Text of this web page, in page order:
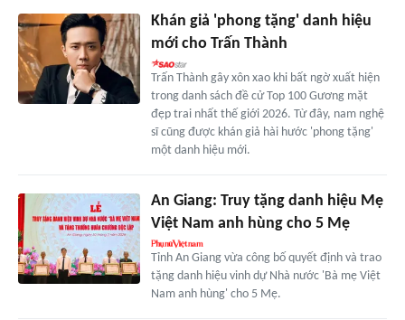
Khán giả 'phong tặng' danh hiệu
mới cho Trấn Thành
Trấn Thành gây xôn xao khi bất ngờ xuất hiện
trong danh sách đề cử Top 100 Gương mặt
đẹp trai nhất thế giới 2026. Từ đây, nam nghệ
sĩ cũng được khán giả hài hước 'phong tặng'
một danh hiệu mới.
An Giang: Truy tặng danh hiệu Mẹ
Việt Nam anh hùng cho 5 Mẹ
Tỉnh An Giang vừa công bố quyết định và trao
tặng danh hiệu vinh dự Nhà nước 'Bà mẹ Việt
Nam anh hùng' cho 5 Mẹ.